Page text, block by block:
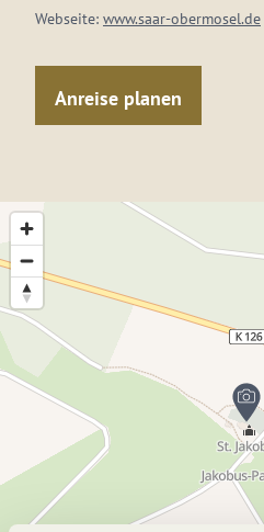
Webseite: www.saar-obermosel.de
Anreise planen